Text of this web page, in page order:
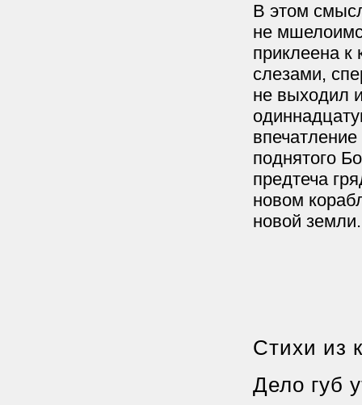
В этом
не
приклеена к
слезами,
не выходил
поднятого
предтеча
новом
новой земли.
Стихи из
Дело губ